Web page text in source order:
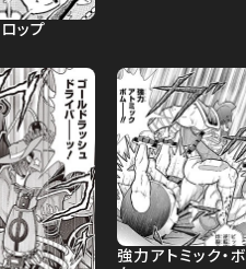
ップ
強力アトミック・ボ